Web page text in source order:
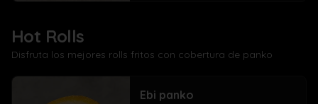
Hot Rolls
Disfruta los mejores rolls fritos con cobertura de panko
Ebi panko